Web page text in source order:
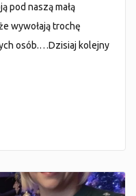
pod naszą małą
wywołają trochę
osób.…Dzisiaj kolejny